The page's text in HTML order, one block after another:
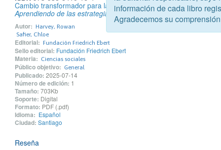
Cambio transformador para la igualdad de género
Aprendiendo de las estrategias feministas
Autor: Harvey, Rowan
Safier, Chloe
Editorial: Fundación Friedrich Ebert
Sello editorial: Fundación Friedrich Ebert
Materia: Ciencias sociales
Público objetivo: General
Publicado: 2025-07-14
Número de edición: 1
Tamaño: 703Kb
Soporte: Digital
Formato: PDF (.pdf)
Idioma: Español
Ciudad: Santiago
Reseña
información de cada libro
Agradecemos su